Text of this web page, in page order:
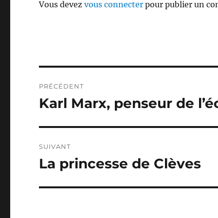
Vous devezvous connecter pour publier un
de
PRÉCÉDENT
Publication
Karl Marx, penseur de
SUIVANT
Publication
La princesse de Clèves